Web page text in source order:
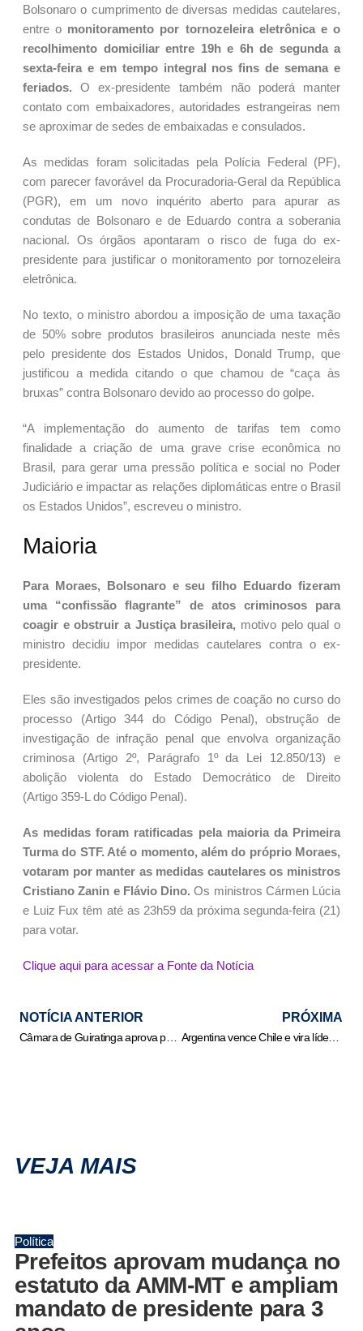
Bolsonaro o cumprimento de diversas medidas cautelares,
entre o monitoramento por tornozeleira eletrônica e o
recolhimento domiciliar entre 19h e 6h de segunda a
sexta-feira e em tempo integral nos fins de semana e
feriados. O ex-presidente também não poderá manter
contato com embaixadores, autoridades estrangeiras nem
se aproximar de sedes de embaixadas e consulados.
As medidas foram solicitadas pela Polícia Federal (PF),
com parecer favorável da Procuradoria-Geral da República
(PGR), em um novo inquérito aberto para apurar as
condutas de Bolsonaro e de Eduardo contra a soberania
nacional. Os órgãos apontaram o risco de fuga do ex-
presidente para justificar o monitoramento por tornozeleira
eletrônica.
No texto, o ministro abordou a imposição de uma taxação
de 50% sobre produtos brasileiros anunciada neste mês
pelo presidente dos Estados Unidos, Donald Trump, que
justificou a medida citando o que chamou de “caça às
bruxas” contra Bolsonaro devido ao processo do golpe.
“A implementação do aumento de tarifas tem como
finalidade a criação de uma grave crise econômica no
Brasil, para gerar uma pressão política e social no Poder
Judiciário e impactar as relações diplomáticas entre o Brasil
os Estados Unidos”, escreveu o ministro.
Maioria
Para Moraes, Bolsonaro e seu filho Eduardo fizeram
uma “confissão flagrante” de atos criminosos para
coagir e obstruir a Justiça brasileira, motivo pelo qual o
ministro decidiu impor medidas cautelares contra o ex-
presidente.
Eles são investigados pelos crimes de coação no curso do
processo (Artigo 344 do Código Penal), obstrução de
investigação de infração penal que envolva organização
criminosa (Artigo 2º, Parágrafo 1º da Lei 12.850/13) e
abolição violenta do Estado Democrático de Direito
(Artigo 359-L do Código Penal).
As medidas foram ratificadas pela maioria da Primeira
Turma do STF. Até o momento, além do próprio Moraes,
votaram por manter as medidas cautelares os ministros
Cristiano Zanin e Flávio Dino.Os ministros Cármen Lúcia
e Luiz Fux têm até as 23h59 da próxima segunda-feira (21)
para votar.
Clique aqui para acessar a Fonte da Notícia
NOTÍCIA ANTERIOR
Câmara de Guiratinga aprova por unanimidade dois projetos de lei que prometem mudar a realidade do Município
PRÓXIMA
Argentina vence Chile e vira líder do Grupo A na Copa América Feminina
VEJA MAIS
Política
Prefeitos aprovam mudança no
estatuto da AMM-MT e ampliam
mandato de presidente para 3